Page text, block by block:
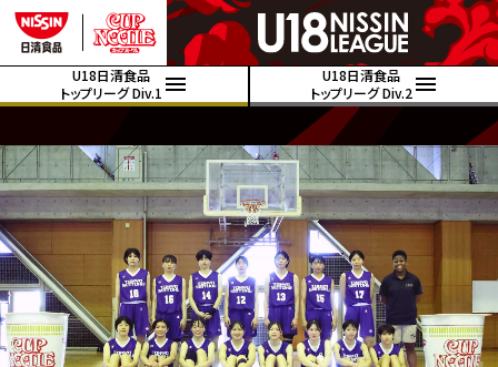
U18日清食品
トップリーグ Div.1
U18日清食品
トップリーグ Div.2